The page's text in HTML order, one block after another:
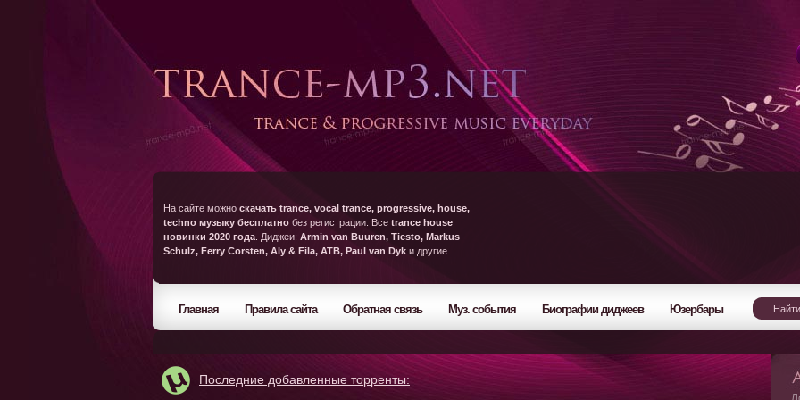
На сайте можно скачать trance, vocal trance, progressive, house,
techno музыку бесплатно без регистрации. Все trance house
новинки 2020 года . Диджеи: Armin van Buuren, Tiesto, Markus
Schulz, Ferry Corsten, Aly & Fila, ATB, Paul van Dyk и другие.
Главная Правила сайта Обратная связь Муз. события Биографии диджеев Юзербары
Последние добавленные торренты: